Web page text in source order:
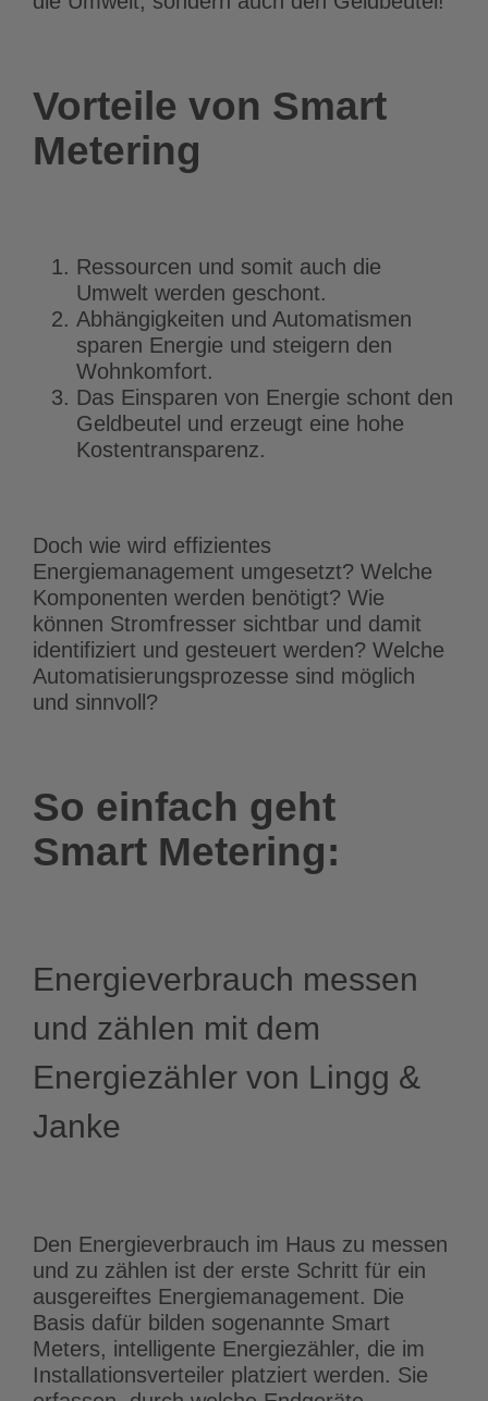
Vorteile von Smart
Metering
Ressourcen und somit auch die
Umwelt werden geschont.
Abhängigkeiten und Automatismen
sparen Energie und steigern den
Wohnkomfort.
Das Einsparen von Energie schont den
Geldbeutel und erzeugt eine hohe
Kostentransparenz.
Doch wie wird effizientes
Energiemanagement umgesetzt? Welche
Komponenten werden benötigt? Wie
können Stromfresser sichtbar und damit
identifiziert und gesteuert werden? Welche
Automatisierungsprozesse sind möglich
und sinnvoll?
So einfach geht
Smart Metering:
Energieverbrauch messen
und zählen mit dem
Energiezähler von Lingg &
Janke
Den Energieverbrauch im Haus zu messen
und zu zählen ist der erste Schritt für ein
ausgereiftes Energiemanagement. Die
Basis dafür bilden sogenannte Smart
Meters, intelligente Energiezähler, die im
Installationsverteiler platziert werden. Sie